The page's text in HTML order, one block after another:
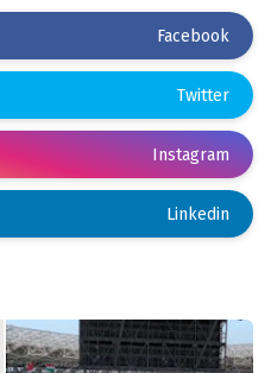
Facebook
Twitter
Instagram
Linkedin